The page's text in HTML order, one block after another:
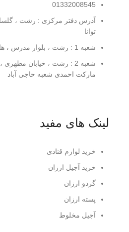
01332008545
آدرس دفتر مرکزی : رشت ، گلسار ،
توانا
شعبه 1 : رشت ، بلوار مدرس ، هایپر مارکت احمدی
شعبه 2 : رشت ، خیابان مطهری
مارکت احمدی شعبه حاجی آباد
لینک های مفید
خرید لوازم قنادی
خرید آجیل ارزان
گردو ارزان
پسته ارزان
آجیل مخلوط